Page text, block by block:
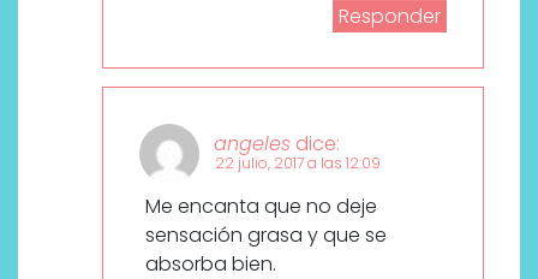
Responder
angeles dice:
22 julio, 2017 a las 12:09
Me encanta que no deje
sensación grasa y que se
absorba bien.